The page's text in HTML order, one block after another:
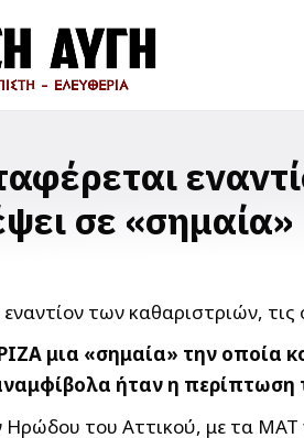
σε «σημαία»
μια «σημαία» την οποία
ήταν η
Ηρώδου του Αττικού, με τα